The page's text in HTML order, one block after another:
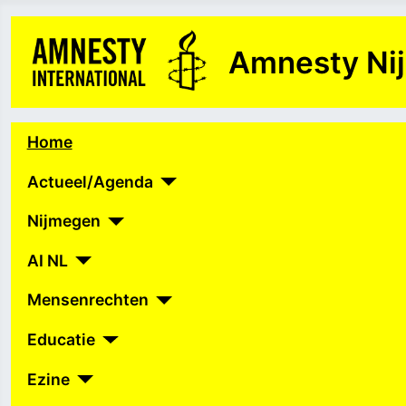
Amnesty
Home
Actueel/Agenda
Nijmegen
AI NL
Mensenrechten
Educatie
Ezine